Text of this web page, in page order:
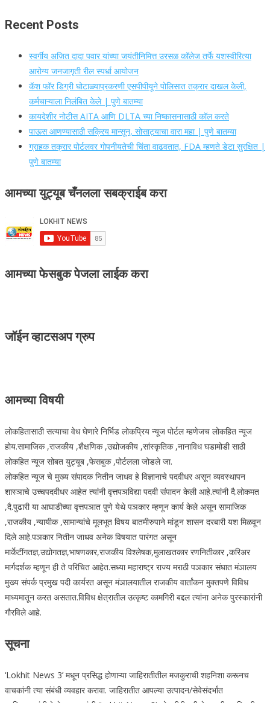
Recent Posts
स्वर्गीय अजित दादा पवार यांच्या जयंतीनिमित्त उरसळ कॉलेज तर्फे यशस्वीरित्या
आरोग्य जनजागृती रील स्पर्धा आयोजन
कॅश फॉर डिग्री घोटाळ्याप्रकरणी एसपीपीयूने पोलिसात तक्रार दाखल केली,
कर्मचाऱ्याला निलंबित केले | पुणे बातम्या
कायदेशीर नोटीस AITA आणि DLTA च्या निष्कासनासाठी कॉल करते
पाऊस आणण्यासाठी सक्रिय मान्सून, सोसाट्याचा वारा महा | पुणे बातम्या
ग्राहक तक्रार पोर्टलवर गोपनीयतेची चिंता वाढवतात, FDA म्हणते डेटा सुरक्षित |
पुणे बातम्या
आमच्या युट्यूब चँनलला सबक्राईब करा
आमच्या फेसबुक पेजला लाईक करा
जॉईन व्हाटसअप ग्रुप
आमच्या विषयी
लोकहितासाठी सत्याचा वेध घेणारे निर्भिड लोकप्रिय न्यूज पोर्टल म्हणेजच लोकहित न्यूज
होय.सामाजिक ,राजकीय ,शैक्षणिक ,उद्योजकीय ,सांस्कृतिक ,नानाविध घडामोडी साठी
लोकहित न्यूज सोबत युट्यूब ,फेसबुक ,पोर्टलला जोडले जा.
लोकहित न्यूज चे मुख्य संपादक नितीन जाधव हे विज्ञानाचे पदवीधर असून व्यवस्थापन
शास्ञाचे उच्चपदवीधर आहेत त्यांनी वृत्तपञविद्या पदवी संपादन केली आहे.त्यांनी दै.लोकमत
,दै.पुढारी या आघाडीच्या वृत्तपञात पुणे येथे पञकार म्हणून कार्य केले असून सामाजिक
,राजकीय ,न्यायीक ,सामान्यांचे मूलभूत विषय बातमीरुपाने मांडून शासन दरबारी यश मिळवून
दिले आहे.पञकार नितीन जाधव अनेक विषयात पारंगत असून
मार्केटींगतज्ञ,उद्योगतज्ञ,भाषणकार,राजकीय विश्लेषक,मुलाखतकार रणनितीकार ,करिअर
मार्गदर्शक म्हणून ही ते परिचित आहेत.सध्या महाराष्ट्र राज्य मराठी पञकार संघात मंञालय
मुख्य संपर्क प्रमुख पदी कार्यरत असून मंञालयातील राजकीय वार्तांकन मुक्तपणे विविध
माध्यमातून करत असतात.विविध क्षेत्रातील उत्कृष्ट कामगिरी बद्दल त्यांना अनेक पुरस्कारांनी
गौरविले आहे.
सूचना
‘Lokhit News 3’ मधून प्रसिद्ध होणाऱ्या जाहिरातीतील मजकुराची शहनिशा करूनच
वाचकांनी त्या संबंधी व्यवहार करावा. जाहिरातीत आपल्या उत्पादन/सेवेसंदर्भात